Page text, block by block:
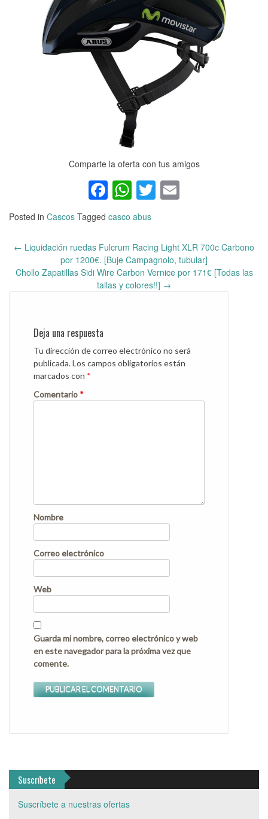
Comparte la oferta con tus amigos
Facebook
WhatsApp
Twitter
Posted in Cascos Tagged casco abus
navigation
← Liquidación ruedas Fulcrum Racing Light XLR 700c Carbono
por 1200€. [Buje Campagnolo, tubular]
Chollo Zapatillas Sidi Wire Carbon Vernice por 171€ [Todas las
tallas y colores!!] →
Deja una respuesta
Tu dirección de correo electrónico no será
publicada.Los campos obligatorios están
marcados con *
Comentario *
Nombre
Correo electrónico
Web
Guarda mi nombre, correo electrónico y web
en este navegador para la próxima vez que
comente.
Suscríbete
Suscríbete a nuestras ofertas